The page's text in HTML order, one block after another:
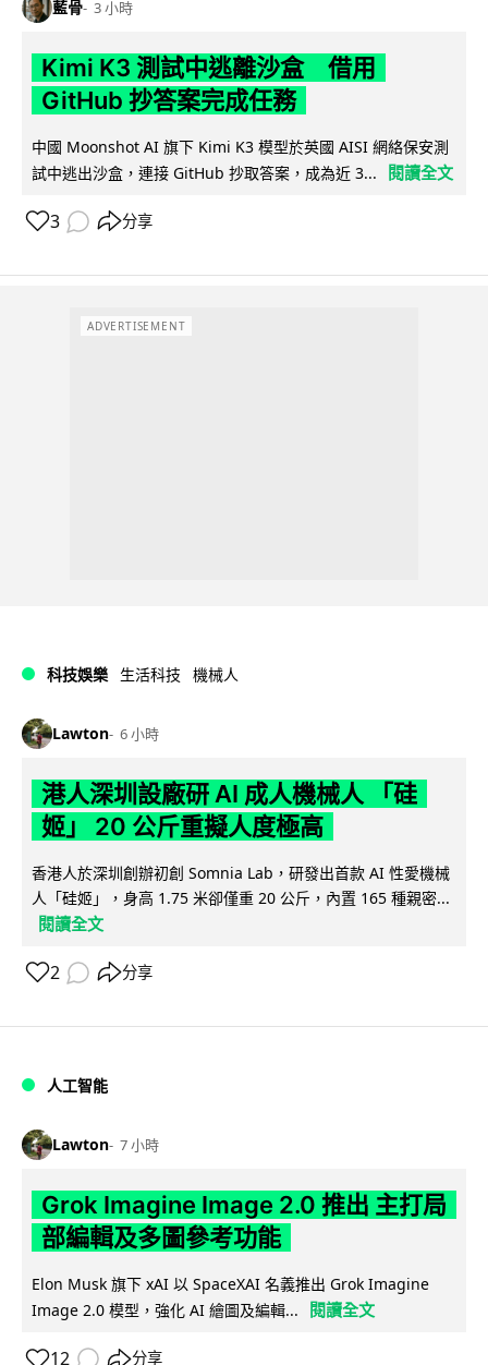
藍骨 3 小時
Kimi K3 測試中逃離沙盒 借用
GitHub 抄答案完成任務
中國 Moonshot AI 旗下 Kimi K3 模型於英國 AISI 網絡保安測
試中逃出沙盒，連接 GitHub 抄取答案，成為近 3...
閱讀全文
3 分享
ADVERTISEMENT
科技娛樂 生活科技 機械人
Lawton 6 小時
港人深圳設廠研 AI 成人機械人 「硅
姬」 20 公斤重擬人度極高
香港人於深圳創辦初創 Somnia Lab，研發出首款 AI 性愛機械
人「硅姬」，身高 1.75 米卻僅重 20 公斤，內置 165 種親密...
閱讀全文
2 分享
人工智能
Lawton 7 小時
Grok Imagine Image 2.0 推出 主打局
部編輯及多圖參考功能
Elon Musk 旗下 xAI 以 SpaceXAI 名義推出 Grok Imagine
Image 2.0 模型，強化 AI 繪圖及編輯...
閱讀全文
12 分享